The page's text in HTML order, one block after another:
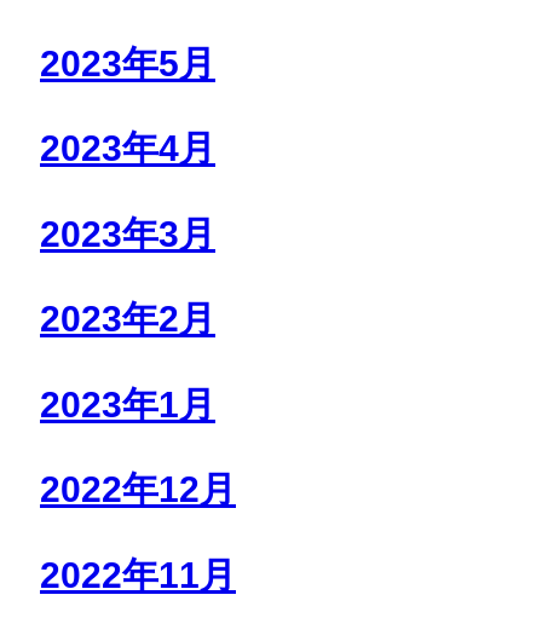
2023年5月
2023年4月
2023年3月
2023年2月
2023年1月
2022年12月
2022年11月